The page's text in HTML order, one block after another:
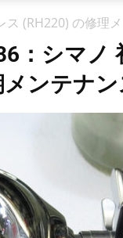
(RH220) の修理
：シマノ
ンテナ